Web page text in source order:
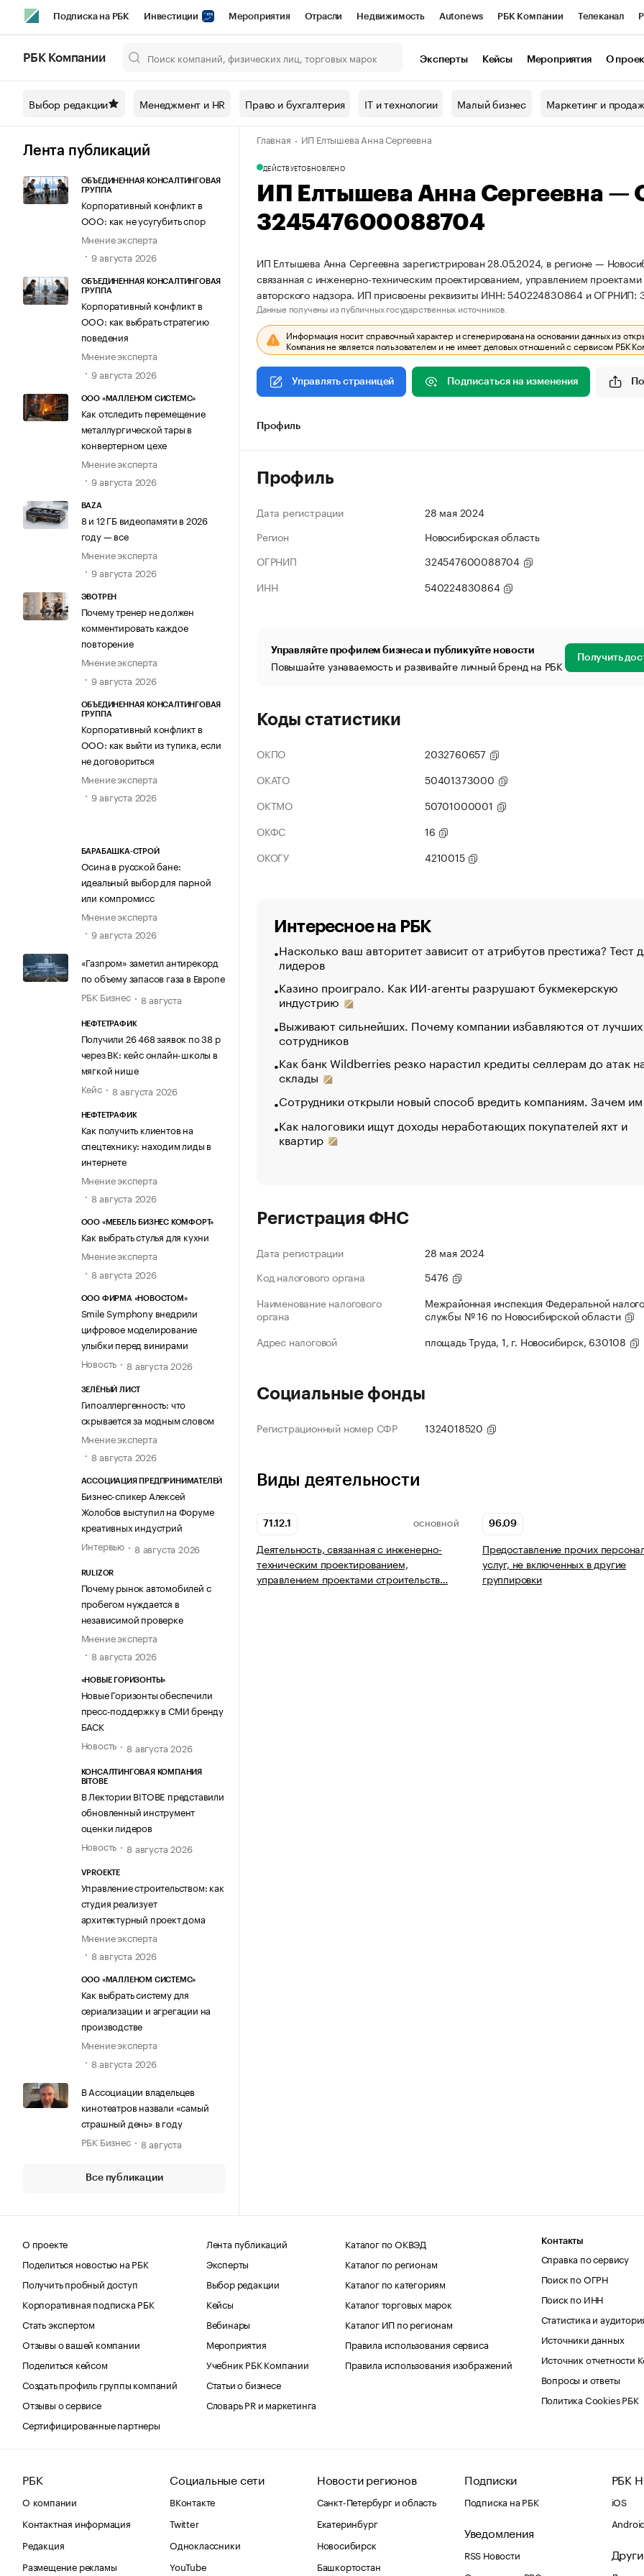
Подписка на РБК Инвестиции Мероприятия Отрасли Недвижимость Autonews РБК Компании Телеканал
Спецпроекты СПб Конференции СПб Спецпроекты Проверка контрагентов
Технологии и медиа Рынок наличной валюты
РБК Компании Эксперты Кейсы Мероприятия О
Выбор редакции Менеджмент и HR Право и бухгалтерия IT и технологии Малый бизнес Маркетинг и
Лента публикаций
ОБЪЕДИНЕННАЯ КОНСАЛТИНГОВАЯ
ГРУППА
Корпоративный конфликт в
ООО: как не усугубить спор
Мнение эксперта
9 августа 2026
ОБЪЕДИНЕННАЯ КОНСАЛТИНГОВАЯ
ГРУППА
Корпоративный конфликт в
ООО: как выбрать стратегию
поведения
Мнение эксперта
9 августа 2026
ООО «МАЛЛЕНОМ СИСТЕМС»
Как отследить перемещение
металлургической тары в
конвертерном цехе
Мнение эксперта
9 августа 2026
BAZA
8 и 12 ГБ видеопамяти в 2026
году — все
Мнение эксперта
9 августа 2026
ЭВОТРЕН
Почему тренер не должен
комментировать каждое
повторение
Мнение эксперта
9 августа 2026
ОБЪЕДИНЕННАЯ КОНСАЛТИНГОВАЯ
ГРУППА
Корпоративный конфликт в
ООО: как выйти из тупика, если
не договориться
Мнение эксперта
9 августа 2026
БАРАБАШКА-СТРОЙ
Осина в русской бане:
идеальный выбор для парной
или компромисс
Мнение эксперта
9 августа 2026
«Газпром» заметил антирекорд
по объему запасов газа в Европе
РБК Бизнес
8 августа
НЕФТЕТРАФИК
Получили 26 468 заявок по 38 р
через ВК: кейс онлайн-школы в
мягкой нише
Кейс
8 августа 2026
НЕФТЕТРАФИК
Как получить клиентов на
спецтехнику: находим лиды в
интернете
Мнение эксперта
8 августа 2026
ООО «МЕБЕЛЬ БИЗНЕС КОМФОРТ»
Как выбрать стулья для кухни
Мнение эксперта
8 августа 2026
ООО ФИРМА «НОВОСТОМ»
Smile Symphony внедрили
цифровое моделирование
улыбки перед винирами
Новость
8 августа 2026
ЗЕЛЁНЫЙ ЛИСТ
Гипоаллергенность: что
скрывается за модным словом
Мнение эксперта
8 августа 2026
АССОЦИАЦИЯ ПРЕДПРИНИМАТЕЛЕЙ
Бизнес-спикер Алексей
Жолобов выступил на Форуме
креативных индустрий
Интервью
8 августа 2026
RULIZOR
Почему рынок автомобилей с
пробегом нуждается в
независимой проверке
Мнение эксперта
8 августа 2026
«НОВЫЕ ГОРИЗОНТЫ»
Новые Горизонты обеспечили
пресс-поддержку в СМИ бренду
БАСК
Новость
8 августа 2026
КОНСАЛТИНГОВАЯ КОМПАНИЯ
BITOBE
В Лектории BITOBE представили
обновленный инструмент
оценки лидеров
Новость
8 августа 2026
VPROEKTE
Управление строительством: как
студия реализует
архитектурный проект дома
Мнение эксперта
8 августа 2026
ООО «МАЛЛЕНОМ СИСТЕМС»
Как выбрать систему для
сериализации и агрегации на
производстве
Мнение эксперта
8 августа 2026
В Ассоциации владельцев
кинотеатров назвали «самый
страшный день» в году
РБК Бизнес
8 августа
Все публикации
Главная ИП Елтышева Анна Сергеевна
ДЕЙСТВУЕТОБНОВЛЕНО
ИП Елтышева Анна Сергеевна
324547600088704
ИП Елтышева Анна Сергеевна зарегистрирован 28.05.2024, в регионе —
связанная с инженерно-техническим проектированием, управлением
авторского надзора. ИП присвоены реквизиты ИНН: 540224830864 и
Данные получены из публичных государственных источников.
Информация носит справочный характер и сгенерирована на основании данных из
Компания не является пользователем и не имеет деловых отношений с сервисом РБК
Управлять страницей Подписаться на изменения
Профиль
Профиль
Дата регистрации
28 мая 2024
Регион
Новосибирская область
ОГРНИП
324547600088704
ИНН
540224830864
Управляйте профилем бизнеса и публикуйте новости
Повышайте узнаваемость и развивайте личный бренд на РБК Получить
Коды статистики
ОКПО
2032760657
ОКАТО
50401373000
ОКТМО
50701000001
ОКФС
16
ОКОГУ
4210015
Интересное на РБК
Насколько ваш авторитет зависит от атрибутов престижа? Тест
лидеров
Казино проиграло. Как ИИ-агенты разрушают букмекерскую
индустрию
Выживают сильнейших. Почему компании избавляются от лучших
сотрудников
Как банк Wildberries резко нарастил кредиты селлерам до атак
склады
Сотрудники открыли новый способ вредить компаниям. Зачем
Как налоговики ищут доходы неработающих покупателей яхт и
квартир
Регистрация ФНС
Дата регистрации
28 мая 2024
Код налогового органа
5476
Наименование налогового
органа
Межрайонная инспекция Федеральной
службы № 16 по Новосибирской области
Адрес налоговой
площадь Труда, 1, г. Новосибирск, 630108
Социальные фонды
Регистрационный номер СФР 1324018520
Виды деятельности
71.12.1 ОСНОВНОЙ
Деятельность, связанная с инженерно-
техническим проектированием,
управлением проектами строительств…
96.09
Предоставление прочих
услуг, не включенных в другие
группировки
О проекте
Поделиться новостью на РБК
Получить пробный доступ
Корпоративная подписка РБК
Стать экспертом
Отзывы о вашей компании
Поделиться кейсом
Создать профиль группы компаний
Отзывы о сервисе
Сертифицированные партнеры
Лента публикаций
Эксперты
Выбор редакции
Кейсы
Вебинары
Мероприятия
Учебник РБК Компании
Статьи о бизнесе
Словарь PR и маркетинга
Каталог по ОКВЭД
Каталог по регионам
Каталог по категориям
Каталог торговых марок
Каталог ИП по регионам
Правила использования сервиса
Правила использования изображений
Контакты
Справка по сервису
Поиск по ОГРН
Поиск по ИНН
Статистика и
Источники данных
Источник отчетности
Вопросы и ответы
Политика Cookies РБК
РБК
О компании
Контактная информация
Редакция
Размещение рекламы
Социальные сети
ВКонтакте
Twitter
Одноклассники
YouTube
Новости регионов
Санкт-Петербург и область
Екатеринбург
Новосибирск
Башкортостан
Подписки
Подписка на РБК
Уведомления
RSS Новости
РБК
iOS